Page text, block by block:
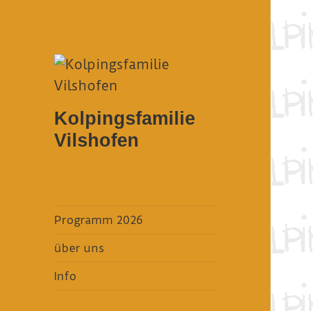
Kolpingsfamilie
Vilshofen
Programm 2026
über uns
Info